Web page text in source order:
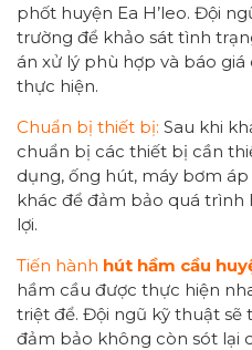
phốt huyện Ea H’leo. Đội
trường để khảo sát tình
án xử lý phù hợp và báo
thực hiện.
Chuẩn bị thiết bị: Sau khi
chuẩn bị các thiết bị cần
dụng, ống hút, máy bơm
khác để đảm bảo quá trình
lợi.
Tiến hành hút hầm cầu
hầm cầu được thực hiện
triệt để. Đội ngũ kỹ thuật sẽ
đảm bảo không còn sót lại